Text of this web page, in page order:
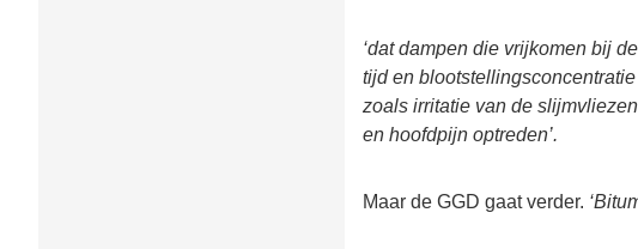
‘dat dampen die vrijkomen bij
tijd en
zoals irritatie van de
en hoofdpijn optreden’.
Maar de GGD gaat verder.